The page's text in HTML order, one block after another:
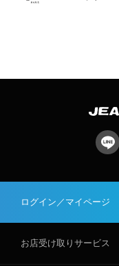
ログイン／マイページ
お店受け取りサービス